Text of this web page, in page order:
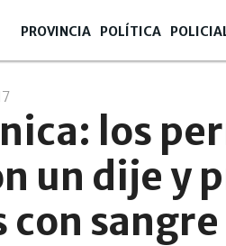
PROVINCIA POLÍTICA
los
un dije y
con sangre